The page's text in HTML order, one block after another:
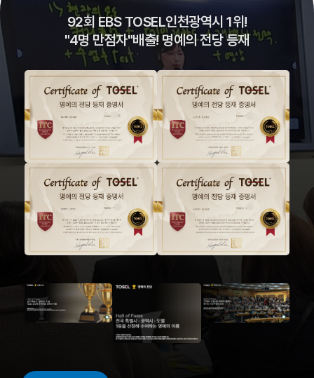
92회 EBS TOSEL인천광역시 1위!
"4명 만점자"배출! 명예의 전당 등재